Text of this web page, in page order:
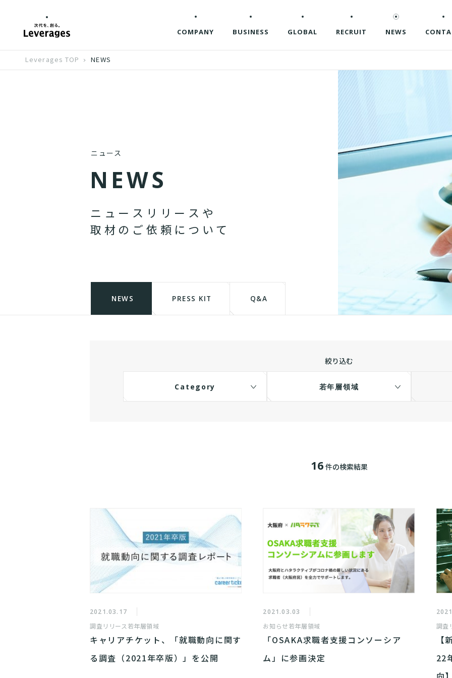
COMPANY BUSINESS GLOBAL RECRUIT NEWS
Leverages TOP NEWS
ニュース
N EWS
ニ ュ ー ス リ リ ー ス や
取 材 の ご 依 頼 に つ い て
NEWS PRESS KIT Q&A
絞り込む
Category 若年層領域
16 件の検索結果
2021.03.17
調査リリース若年層領域
キャリアチケット、「就職動向に関す
る調査（2021年卒版）」を公開
2021.03.03
お知らせ若年層領域
「OSAKA求職者支援コンソーシア
ム」に参画決定
調査
22